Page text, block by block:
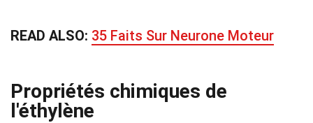
READ ALSO: 35 Faits Sur Neurone Moteur
Propriétés chimiques de
l'éthylène